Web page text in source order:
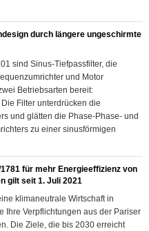
durch längere ungeschirmte
sind Sinus-Tiefpassfilter, die
und Motor
Betriebsarten bereit:
Filter unterdrücken die
und glätten die Phase-Phase- und
zu einer sinusförmigen
für mehr Energieeffizienz von
gilt seit 1. Juli 2021
klimaneutrale Wirtschaft in
Ihre Verpflichtungen aus der Pariser
Die Ziele, die bis 2030 erreicht